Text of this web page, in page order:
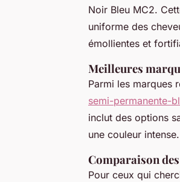
Noir Bleu MC2.
uniforme des
émollientes et
Meilleures
Parmi les marques
semi-permanente-
inclut des options
une couleur intense.
Comparaison
Pour ceux qui